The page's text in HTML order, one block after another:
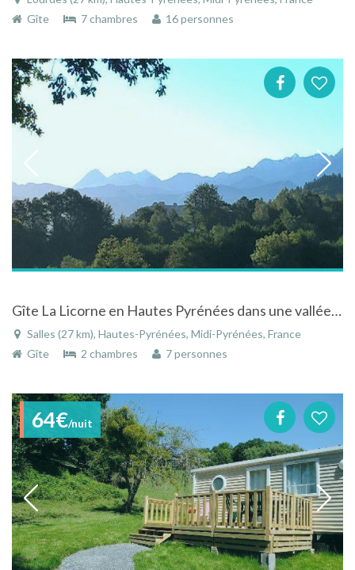
Gîte
7 chambres 16 personnes
Gîte La Licorne en Hautes Pyrénées dans une vallée au pied de la montagne
Salles (27 km), Hautes-Pyrénées, Midi-Pyrénées, France
Gîte
2 chambres 7 personnes
64€/nuit